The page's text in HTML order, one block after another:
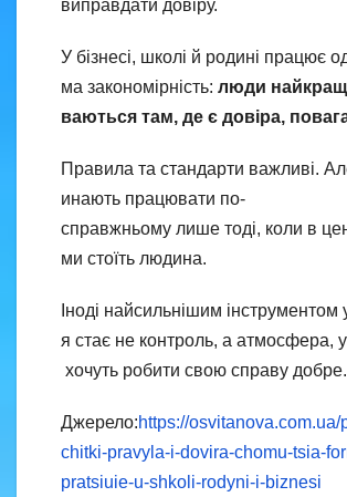
виправдати довіру.
У бізнесі, школі й родині працює
ма закономірність: люди
ваються там, де є довіра,
Правила та стандарти важливі.
инають працювати по-
справжньому лише тоді, коли в
ми стоїть людина.
Іноді найсильнішим інструментом
я стає не контроль, а атмосфера,
хочуть робити свою справу добре.
Джерело:https://osvitanova.com.ua/
chitki-pravyla-i-dovira-chomu-tsia-
pratsiuie-u-shkoli-rodyni-i-biznesi